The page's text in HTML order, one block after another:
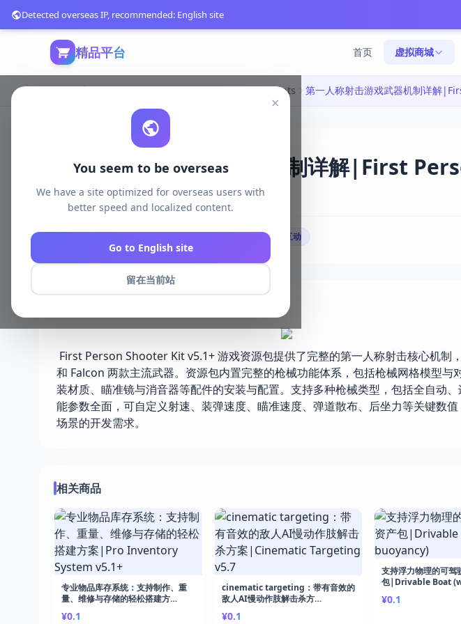
精品平台 首页 虚拟商城
Detected overseas IP, recommended: English site
×
You seem to be overseas
We have a site optimized for overseas users with
better speed and localized content.
Go to English site
留在当前站
首页 游戏开发 unreal资源 Unreal Engine Blueprints
第一人称射击游戏武器机制详解|First
2745 浏览 库存 935 2026-05-13
# 玩家互动
First Person Shooter Kit v5.1+ 游戏资源包提供了完整的第一人称射击核心机制
和 Falcon 两款主流武器。资源包内置完整的枪械功能体系，包括枪械网格模型与
装材质、瞄准镜与消音器等配件的安装与配置。支持多种枪械类型，包括全自动
能参数全面，可自定义射速、装弹速度、瞄准速度、弹道散布、后坐力等关键数
场景的开发需求。
相关商品
专业物品库存系统：支持制作、重
量、维修与存储的轻松搭建方
¥0.1
cinematic targeting：带有音效的
敌人AI慢动作肢解击杀方
¥0.1
支持浮力物理的可驾
包|Drivable Boat
¥0.1